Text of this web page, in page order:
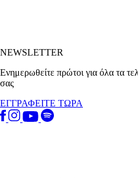
NEWSLETTER
Ενημερωθείτε πρώτοι για όλα τα
σας
ΕΓΓΡΑΦΕΙΤΕ ΤΩΡΑ